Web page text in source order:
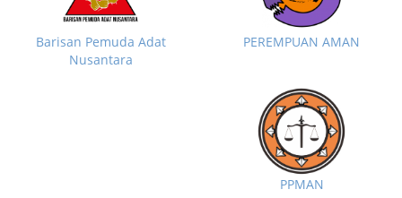
Barisan Pemuda Adat
Nusantara
PEREMPUAN AMAN
PPMAN